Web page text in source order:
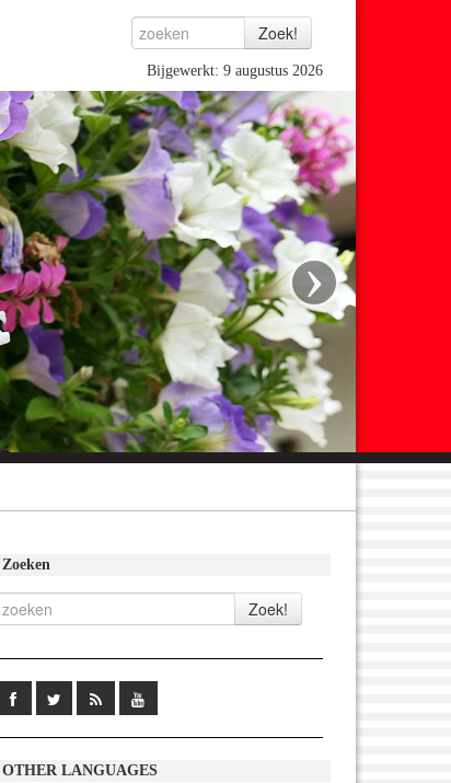
Bijgewerkt: 9 augustus 2026
›
Zoeken
OTHER LANGUAGES